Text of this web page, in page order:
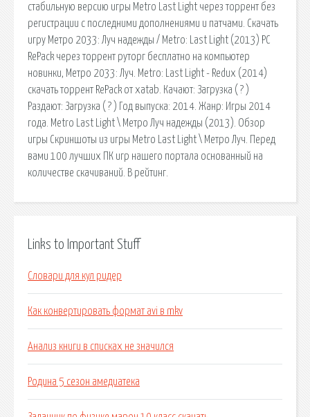
стабильную версию игры Metro Last Light через торрент без
регистрации с последними дополнениями и патчами. Скачать
игру Метро 2033: Луч надежды / Metro: Last Light (2013) PC
RePack через торрент руторг бесплатно на компьютер
новинки, Метро 2033: Луч. Metro: Last Light - Redux (2014)
скачать торрент RePack от xatab. Качают: Загрузка ( ? )
Раздают: Загрузка ( ? ) Год выпуска: 2014. Жанр: Игры 2014
года. Metro Last Light \ Метро Луч надежды (2013). Обзор
игры Скриншоты из игры Metro Last Light \ Метро Луч. Перед
вами 100 лучших ПК игр нашего портала основанный на
количестве скачиваний. В рейтинг.
Links to Important Stuff
Словари для кул ридер
Как конвертировать формат avi в mkv
Анализ книги в списках не значился
Родина 5 сезон амедиатека